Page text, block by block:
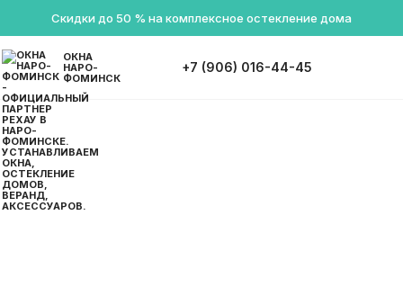
Скидки до 50 % на комплексное остекление дома
ОКНА
НАРО-
ФОМИНСК
+7 (906) 016-44-45